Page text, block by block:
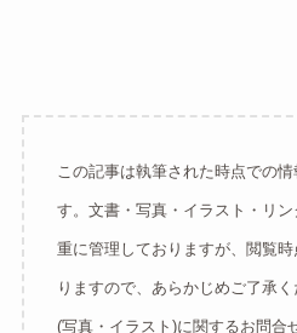
この記事は執筆された時点での
す。文書・写真・イラスト・リ
重に管理しておりますが、閲覧
りますので、あらかじめご了承
(写真・イラスト)に関するお問合